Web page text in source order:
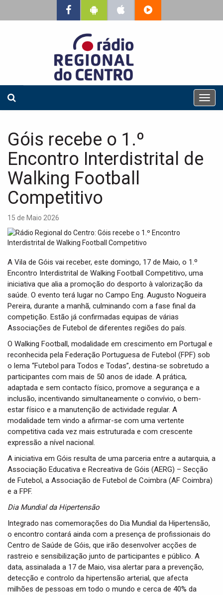
T
o
Góis recebe o 1.º
Encontro Interdistrital de
Walking Football
Competitivo
15 de Maio 2026
A Vila de Góis vai receber, este domingo, 17 de Maio, o 1.º
Encontro Interdistrital de Walking Football Competitivo, uma
iniciativa que alia a promoção do desporto à valorização da
saúde. O evento terá lugar no Campo Eng. Augusto Nogueira
Pereira, durante a manhã, culminando com a fase final da
competição. Estão já confirmadas equipas de várias
Associações de Futebol de diferentes regiões do país.
O Walking Football, modalidade em crescimento em Portugal e
reconhecida pela Federação Portuguesa de Futebol (FPF) sob
o lema “Futebol para Todos e Todas”, destina-se sobretudo a
participantes com mais de 50 anos de idade. A prática,
adaptada e sem contacto físico, promove a segurança e a
inclusão, incentivando simultaneamente o convívio, o bem-
estar físico e a manutenção de actividade regular. A
modalidade tem vindo a afirmar-se com uma vertente
competitiva cada vez mais estruturada e com crescente
expressão a nível nacional.
A iniciativa em Góis resulta de uma parceria entre a autarquia, a
Associação Educativa e Recreativa de Góis (AERG) – Secção
de Futebol, a Associação de Futebol de Coimbra (AF Coimbra)
e a FPF.
Dia Mundial da Hipertensão
Integrado nas comemorações do Dia Mundial da Hipertensão,
o encontro contará ainda com a presença de profissionais do
Centro de Saúde de Góis, que irão desenvolver acções de
rastreio e sensibilização junto de participantes e público. A
data, assinalada a 17 de Maio, visa alertar para a prevenção,
detecção e controlo da hipertensão arterial, que afecta
milhões de pessoas em todo o mundo e cerca de 40% da